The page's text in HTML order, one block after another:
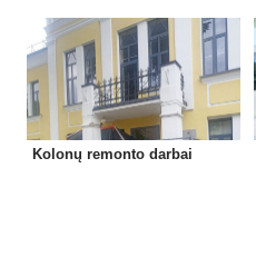
Kolonų remonto darbai